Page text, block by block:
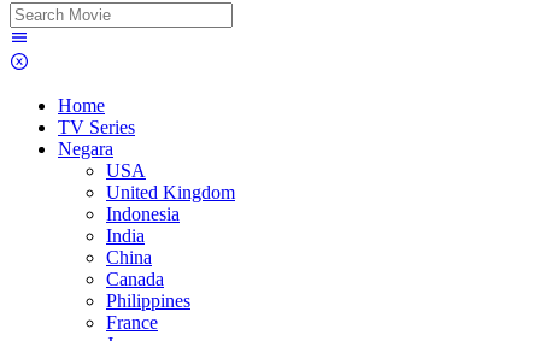
Home
TV Series
Negara
USA
United Kingdom
Indonesia
India
China
Canada
Philippines
France